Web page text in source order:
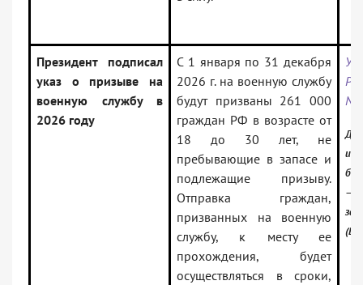
Президент подписал
указ о призыве на
военную службу в
2026 году
С 1 января по 31 декабря
2026 г. на военную службу
будут призваны 261 000
граждан РФ в возрасте от
18 до 30 лет, не
пребывающие в запасе и
подлежащие призыву.
Отправка граждан,
призванных на военную
службу, к месту ее
прохождения, будет
осуществляться в сроки,
N
—